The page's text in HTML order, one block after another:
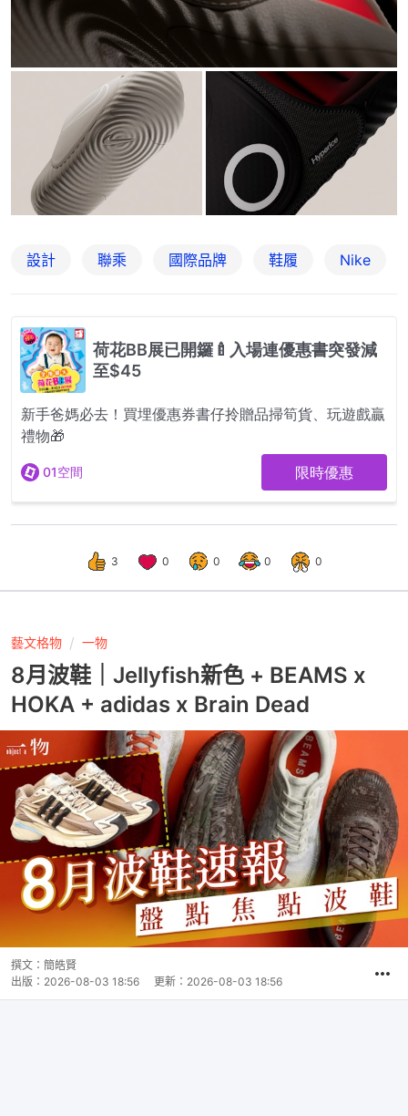
設計 聯乘 國際品牌 鞋履 Nike
3 0 0 0 0
藝文格物 一物
8月波鞋｜Jellyfish新色 + BEAMS x
HOKA + adidas x Brain Dead
撰文： 簡皓賢
出版： 2026-08-03 18:56 更新： 2026-08-03 18:56